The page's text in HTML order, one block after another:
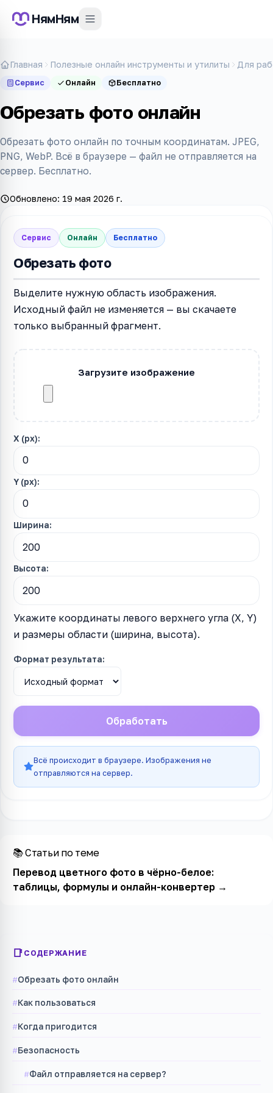
НямНям
Главная Полезные онлайн инструменты и утилиты Для
Сервис Онлайн Бесплатно
Обрезать фото онлайн
Обрезать фото онлайн по точным координатам. JPEG,
PNG, WebP. Всё в браузере — файл не отправляется на
сервер. Бесплатно.
Обновлено: 19 мая 2026 г.
Сервис Онлайн Бесплатно
Обрезать фото
Выделите нужную область изображения.
Исходный файл не изменяется — вы скачаете
только выбранный фрагмент.
Загрузите изображение
X (px):
Y (px):
Ширина:
Высота:
Укажите координаты левого верхнего угла (X, Y)
и размеры области (ширина, высота).
Формат результата:
Обработать
Всё происходит в браузере. Изображения не
отправляются на сервер.
📚 Статьи по теме
Перевод цветного фото в чёрно-белое:
таблицы, формулы и онлайн-конвертер→
СОДЕРЖАНИЕ
Обрезать фото онлайн
Как пользоваться
Когда пригодится
Безопасность
Файл отправляется на сервер?